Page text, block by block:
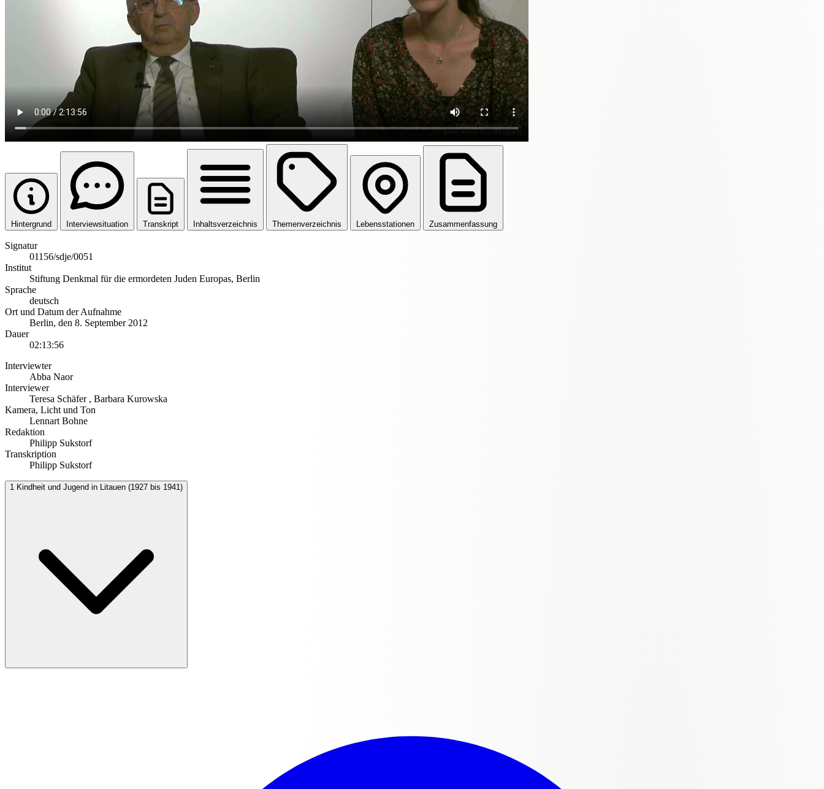
Hintergrund Interviewsituation Transkript Inhaltsverzeichnis Themenverzeichnis Lebensstationen Zusammenfassung
Signatur
01156/sdje/0051
Institut
Stiftung Denkmal für die ermordeten Juden Europas, Berlin
Sprache
deutsch
Ort und Datum der Aufnahme
Berlin, den 8. September 2012
Dauer
02:13:56
Interviewter
Abba Naor
Interviewer
Teresa Schäfer , Barbara Kurowska
Kamera, Licht und Ton
Lennart Bohne
Redaktion
Philipp Sukstorf
Transkription
Philipp Sukstorf
1 Kindheit und Jugend in Litauen (1927 bis 1941)